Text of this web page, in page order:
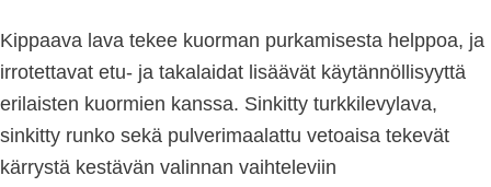
Kippaava lava tekee kuorman purkamisesta helppoa, ja
irrotettavat etu- ja takalaidat lisäävät käytännöllisyyttä
erilaisten kuormien kanssa. Sinkitty turkkilevylava,
sinkitty runko sekä pulverimaalattu vetoaisa tekevät
kärrystä kestävän valinnan vaihteleviin